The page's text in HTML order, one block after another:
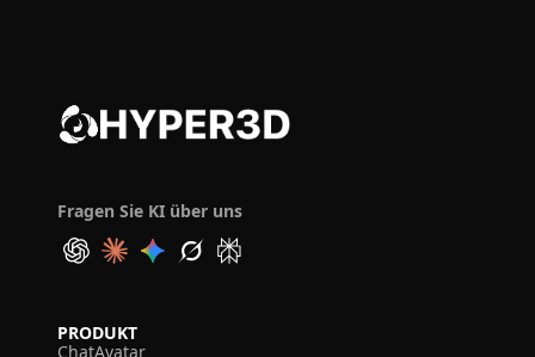
Fragen Sie KI über uns
PRODUKT
ChatAvatar